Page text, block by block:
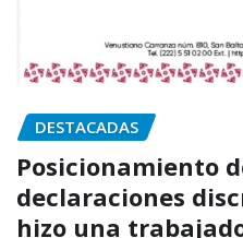
DESTACADAS
Posicionamiento
declaraciones
hizo una